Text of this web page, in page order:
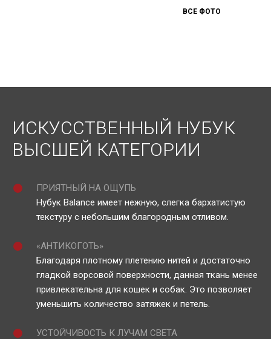
ВСЕ ФОТО
ИСКУССТВЕННЫЙ НУБУК
ВЫСШЕЙ КАТЕГОРИИ
ПРИЯТНЫЙ НА ОЩУПЬ
Нубук Balance имеет нежную, слегка бархатистую
текстуру с небольшим благородным отливом.
«АНТИКОГОТЬ»
Благодаря плотному плетению нитей и достаточно
гладкой ворсовой поверхности, данная ткань менее
привлекательна для кошек и собак. Это позволяет
уменьшить количество затяжек и петель.
УСТОЙЧИВОСТЬ К ЛУЧАМ СВЕТА